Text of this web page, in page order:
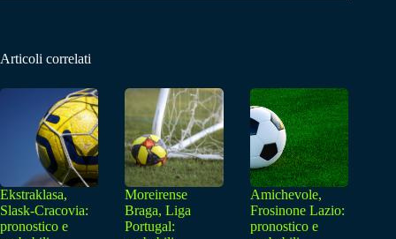
Articoli correlati
Ekstraklasa,
Slask-Cracovia:
pronostico e
Moreirense
Braga, Liga
Portugal:
Amichevole,
Frosinone Lazio:
pronostico e